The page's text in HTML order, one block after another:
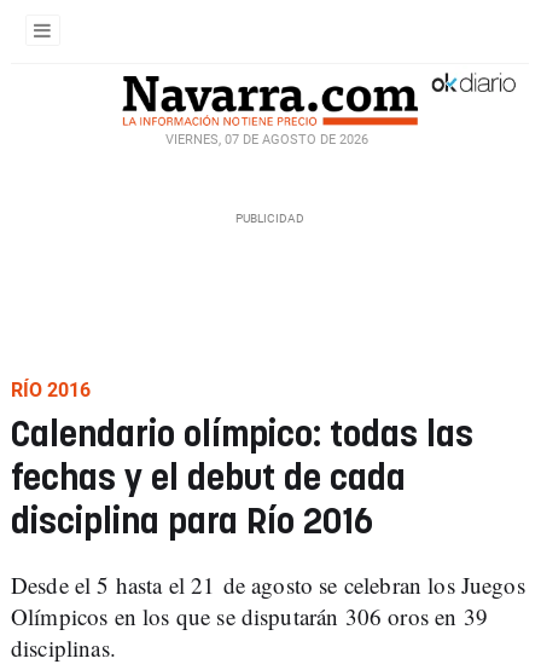
VIERNES, 07 DE AGOSTO DE 2026
RÍO 2016
Calendario olímpico: todas las
fechas y el debut de cada
disciplina para Río 2016
Desde el 5 hasta el 21 de agosto se celebran los Juegos
Olímpicos en los que se disputarán 306 oros en 39
disciplinas.